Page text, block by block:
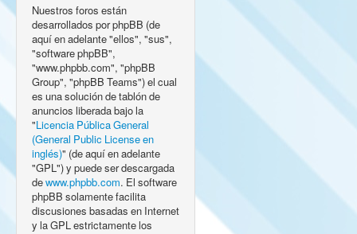
Nuestros foros están
desarrollados por phpBB (de
aquí en adelante "ellos", "sus",
"software phpBB",
"www.phpbb.com", "phpBB
Group", "phpBB Teams") el cual
es una solución de tablón de
anuncios liberada bajo la
" Licencia Pública General
(General Public License en
inglés)" (de aquí en adelante
"GPL") y puede ser descargada
de www.phpbb.com. El software
phpBB solamente facilita
discusiones basadas en Internet
y la GPL estrictamente los